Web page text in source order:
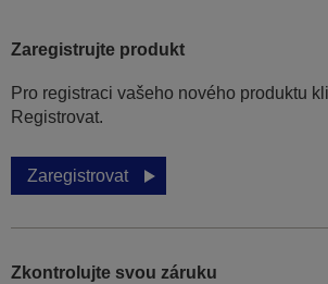
Zaregistrujte produkt
Pro registraci vašeho nového produktu
Registrovat.
Zaregistrovat
Zkontrolujte svou záruku